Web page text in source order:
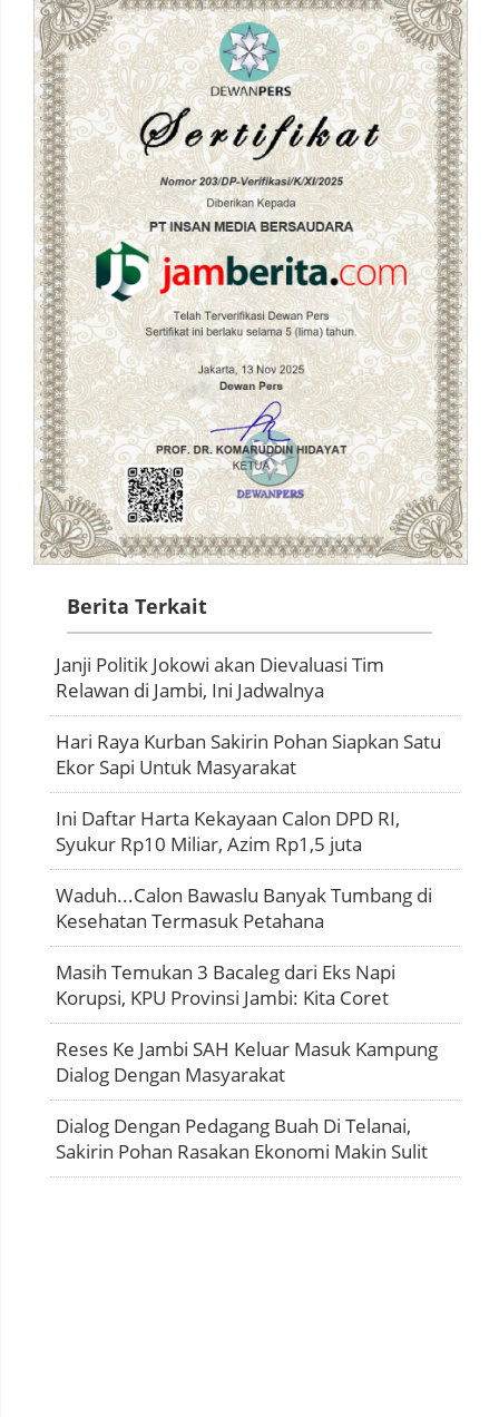
Berita Terkait
Janji Politik Jokowi akan Dievaluasi Tim
Relawan di Jambi, Ini Jadwalnya
Hari Raya Kurban Sakirin Pohan Siapkan Satu
Ekor Sapi Untuk Masyarakat
Ini Daftar Harta Kekayaan Calon DPD RI,
Syukur Rp10 Miliar, Azim Rp1,5 juta
Waduh...Calon Bawaslu Banyak Tumbang di
Kesehatan Termasuk Petahana
Masih Temukan 3 Bacaleg dari Eks Napi
Korupsi, KPU Provinsi Jambi: Kita Coret
Reses Ke Jambi SAH Keluar Masuk Kampung
Dialog Dengan Masyarakat
Dialog Dengan Pedagang Buah Di Telanai,
Sakirin Pohan Rasakan Ekonomi Makin Sulit